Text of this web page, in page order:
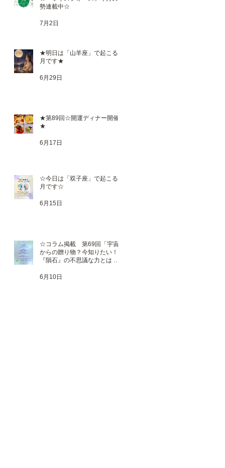
勢連載中☆
7月2日
★明日は「山羊座」で起こる満
月です★
6月29日
★第89回☆開運ディナー開催
★
6月17日
☆今日は「双子座」で起こる新
月です☆
6月15日
☆コラム掲載 第69回「宇宙
からの贈り物？今知りたい！
『隕石』の不思議な力とは 」
6月10日